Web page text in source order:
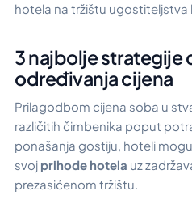
hotela na tržištu ugostiteljstva
3 najbolje strategije
određivanja cijena
Prilagodbom cijena soba u
različitih čimbenika poput
ponašanja gostiju, hoteli
svoj prihode hotela uz
prezasićenom tržištu.